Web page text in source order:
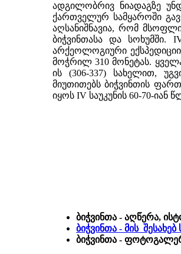
ადგილობრივ ნიადაგზე
ქართველურ სამყაროში
აღსანიშნავია, რომ
ბიჭვინთასა და სოხუმში.
არქეოლოგიური
მოჭრილ 310 მონეტას.
ის (306-337) სახელით,
მიუთითებს ბიჭვინთის
იყოს IV საუკუნის 60-70-იან
ბიჭვინთა - აღწერა,
ბიჭვინთა - მის
ბიჭვინთა -